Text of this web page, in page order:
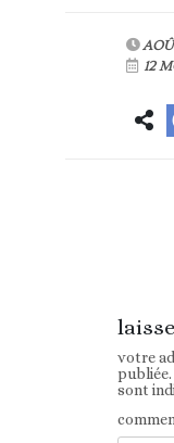
12
votre
publiée.
sont